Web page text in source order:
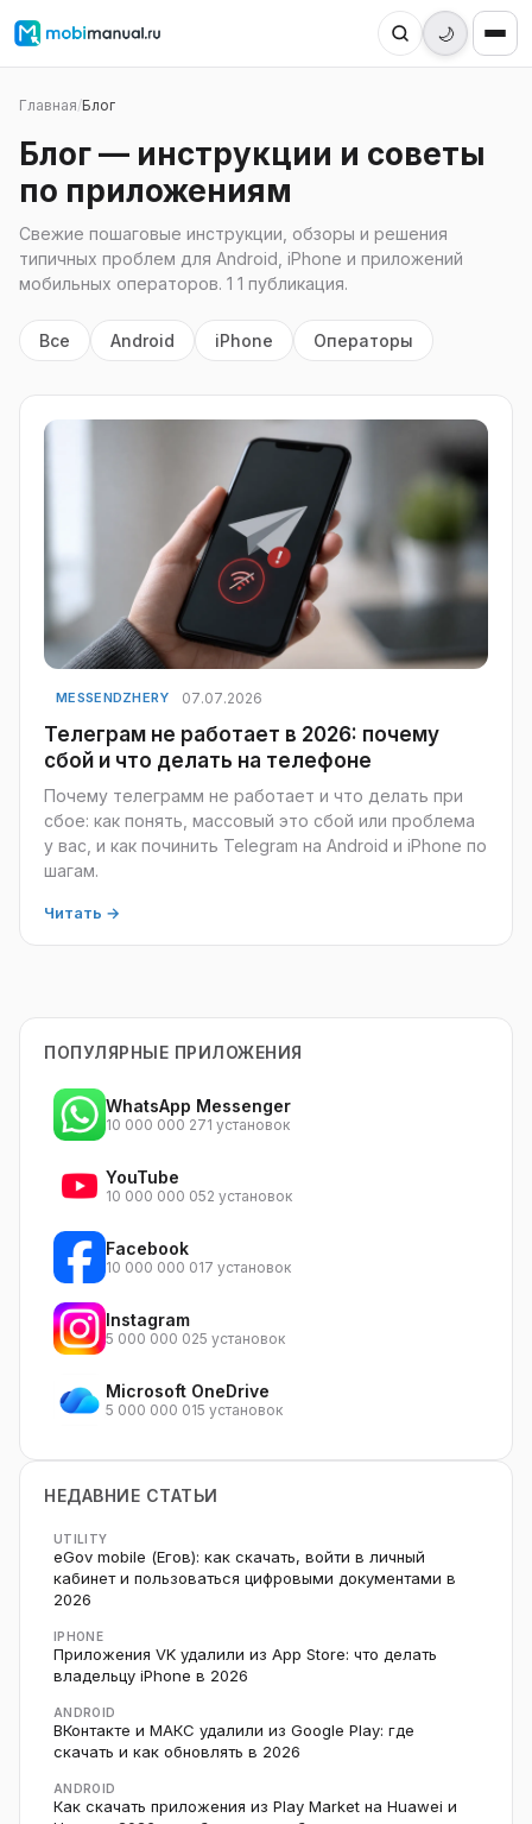
🌙
Главная/Блог
Блог — инструкции и советы
по приложениям
Свежие пошаговые инструкции, обзоры и решения
типичных проблем для Android, iPhone и приложений
мобильных операторов. 1 1 публикация.
Все Android iPhone Операторы
MESSENDZHERY 07.07.2026
Телеграм не работает в 2026: почему
сбой и что делать на телефоне
Почему телеграмм не работает и что делать при
сбое: как понять, массовый это сбой или проблема
у вас, и как починить Telegram на Android и iPhone по
шагам.
Читать →
ПОПУЛЯРНЫЕ ПРИЛОЖЕНИЯ
WhatsApp Messenger
10 000 000 271 установок
YouTube
10 000 000 052 установок
Facebook
10 000 000 017 установок
Instagram
5 000 000 025 установок
Microsoft OneDrive
5 000 000 015 установок
НЕДАВНИЕ СТАТЬИ
UTILITY
eGov mobile (Егов): как скачать, войти в личный
кабинет и пользоваться цифровыми документами в
2026
IPHONE
Приложения VK удалили из App Store: что делать
владельцу iPhone в 2026
ANDROID
ВКонтакте и МАКС удалили из Google Play: где
скачать и как обновлять в 2026
ANDROID
Как скачать приложения из Play Market на Huawei и